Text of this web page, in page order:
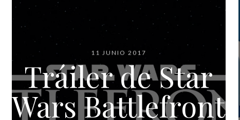
11 JUNIO 2017
Tráiler de Star
Wars Battlefront